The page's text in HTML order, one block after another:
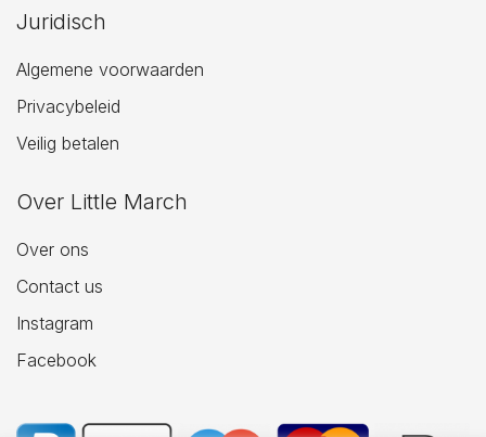
Juridisch
Algemene voorwaarden
Privacybeleid
Veilig betalen
Over Little March
Over ons
Contact us
Instagram
Facebook